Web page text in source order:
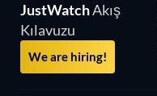
JustWatchAkış
Kılavuzu
We are hiring!